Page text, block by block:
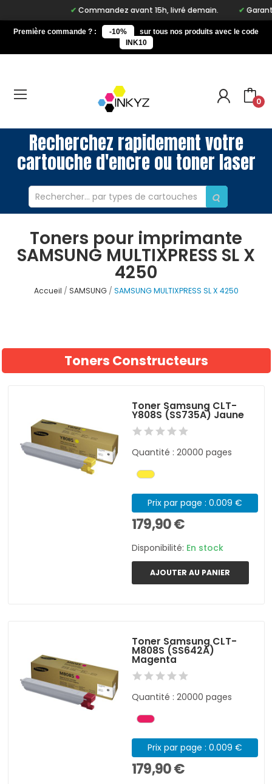
Commandez avant 15h, livré demain.
Première commande ? : -10%
sur tous nos produits avec le code
INK10
0
Recherchez rapidement votre
cartouche d'encre ou toner laser
Toners pour imprimante
SAMSUNG MULTIXPRESS SL X
4250
Accueil SAMSUNG SAMSUNG MULTIXPRESS SL X 4250
Toners Constructeurs
Toner Samsung CLT-
Y808S (SS735A) Jaune
Quantité : 20000 pages
Prix par page : 0.009 €
179,90 €
Disponibilité: En stock
AJOUTER AU PANIER
Toner Samsung CLT-
M808S (SS642A)
Magenta
Quantité : 20000 pages
Prix par page : 0.009 €
179,90 €